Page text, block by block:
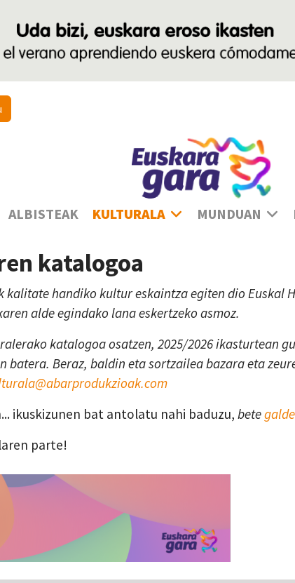
ALBISTEAK KULTURALA MUNDUAN
katalogoa
kalitate handiko kultur eskaintza egiten dio
alde egindako lana eskertzeko asmoz.
katalogoa osatzen, 2025/2026 ikasturtean
batera. Beraz, baldin eta sortzailea bazara eta
ikuskizunen bat antolatu nahi baduzu, bete
parte!